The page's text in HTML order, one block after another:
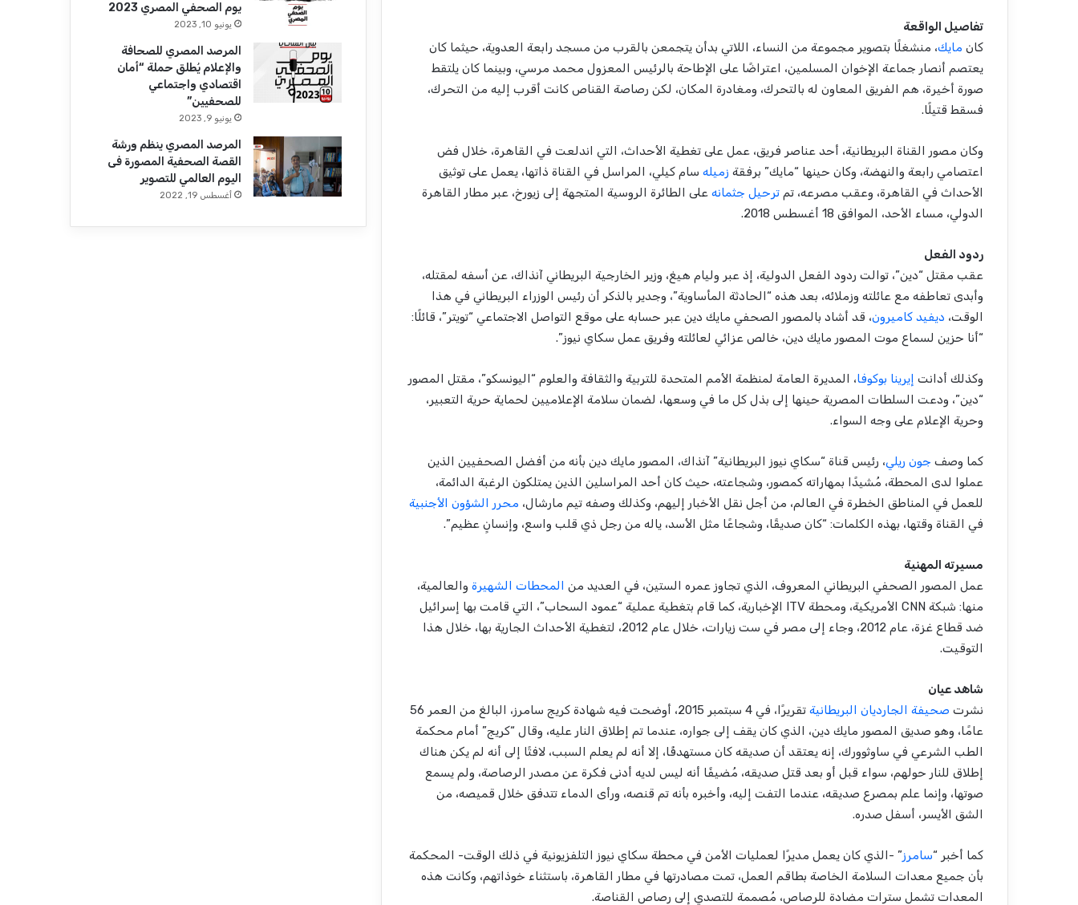
تفاصيل الواقعة
كان مايك، منشغلًا بتصوير مجموعة من النساء، اللاتي بدأن يتجمعن بالقرب من مسجد رابعة العدوية، حيثما كان
يعتصم أنصار جماعة الإخوان المسلمين، اعتراضًا على الإطاحة بالرئيس المعزول محمد مرسي، وبينما كان يلتقط
صورة أخيرة، هم الفريق المعاون له بالتحرك، ومغادرة المكان، لكن رصاصة القناص كانت أقرب إليه من التحرك،
فسقط قتيلًا.
وكان مصور القناة البريطانية، أحد عناصر فريق، عمل على تغطية الأحداث، التي اندلعت في القاهرة، خلال فض
اعتصامي رابعة والنهضة، وكان حينها “مايك” برفقة زميله سام كيلي، المراسل في القناة ذاتها، يعمل على توثيق
الأحداث في القاهرة، وعقب مصرعه، تم ترحيل جثمانه على الطائرة الروسية المتجهة إلى زيورخ، عبر مطار القاهرة
الدولي، مساء الأحد، الموافق 18 أغسطس 2018.
ردود الفعل
عقب مقتل “دين”، توالت ردود الفعل الدولية، إذ عبر وليام هيغ، وزير الخارجية البريطاني آنذاك، عن أسفه لمقتله،
وأبدى تعاطفه مع عائلته وزملائه، بعد هذه “الحادثة المأساوية”، وجدير بالذكر أن رئيس الوزراء البريطاني في هذا
الوقت، ديفيد كاميرون، قد أشاد بالمصور الصحفي مايك دين عبر حسابه على موقع التواصل الاجتماعي “تويتر”، قائلًا:
“أنا حزين لسماع موت المصور مايك دين، خالص عزائي لعائلته وفريق عمل سكاي نيوز”.
وكذلك أدانت إيرينا بوكوفا، المديرة العامة لمنظمة الأمم المتحدة للتربية والثقافة والعلوم “اليونسكو”، مقتل المصور
“دين”، ودعت السلطات المصرية حينها إلى بذل كل ما في وسعها، لضمان سلامة الإعلاميين لحماية حرية التعبير،
وحرية الإعلام على وجه السواء.
كما وصف جون ريلي، رئيس قناة “سكاي نيوز البريطانية” آنذاك، المصور مايك دين بأنه من أفضل الصحفيين الذين
عملوا لدى المحطة، مُشيدًا بمهاراته كمصور، وشجاعته، حيث كان أحد المراسلين الذين يمتلكون الرغبة الدائمة،
للعمل في المناطق الخطرة في العالم، من أجل نقل الأخبار إليهم، وكذلك وصفه تيم مارشال، محرر الشؤون الأجنبية
في القناة وقتها، بهذه الكلمات: “كان صديقًا، وشجاعًا مثل الأسد، ياله من رجل ذي قلب واسع، وإنسانٍ عظيم”.
مسيرته المهنية
عمل المصور الصحفي البريطاني المعروف، الذي تجاوز عمره الستين، في العديد من المحطات الشهيرة والعالمية،
منها: شبكة CNN الأمريكية، ومحطة ITV الإخبارية، كما قام بتغطية عملية “عمود السحاب”، التي قامت بها إسرائيل
ضد قطاع غزة، عام 2012، وجاء إلى مصر في ست زيارات، خلال عام 2012، لتغطية الأحداث الجارية بها، خلال هذا
التوقيت.
شاهد عيان
نشرت صحيفة الجارديان البريطانية
تقريرًا، في 4 سبتمبر 2015، أوضحت فيه شهادة كريج سامرز، البالغ من العمر 56
عامًا، وهو صديق المصور مايك دين، الذي كان يقف إلى جواره، عندما تم إطلاق النار عليه، وقال “كريج” أمام محكمة
الطب الشرعي في ساوثوورك، إنه يعتقد أن صديقه كان مستهدفًا، إلا أنه لم يعلم السبب، لافتًا إلى أنه لم يكن هناك
إطلاق للنار حولهم، سواء قبل أو بعد قتل صديقه، مُضيفًا أنه ليس لديه أدنى فكرة عن مصدر الرصاصة، ولم يسمع
صوتها، وإنما علم بمصرع صديقه، عندما التفت إليه، وأخبره بأنه تم قنصه، ورأى الدماء تتدفق خلال قميصه، من
الشق الأيسر، أسفل صدره.
كما أخبر “سامرز” -الذي كان يعمل مديرًا لعمليات الأمن في محطة سكاي نيوز التلفزيونية في ذلك الوقت- المحكمة
بأن جميع معدات السلامة الخاصة بطاقم العمل، تمت مصادرتها في مطار القاهرة، باستثناء خوذاتهم، وكانت هذه
المعدات تشمل سترات مضادة للرصاص، مُصممة للتصدي إلى رصاص القناصة.
يوم الصحفي المصري 2023
يونيو 10, 2023
المرصد المصري للصحافة
والإعلام يُطلق حملة “أمان
اقتصادي واجتماعي
للصحفيين”
يونيو 9, 2023
المرصد المصري ينظم ورشة
القصة الصحفية المصورة فى
اليوم العالمي للتصوير
أغسطس 19, 2022